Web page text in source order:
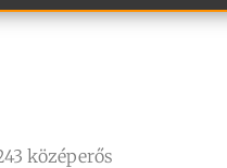
középerős